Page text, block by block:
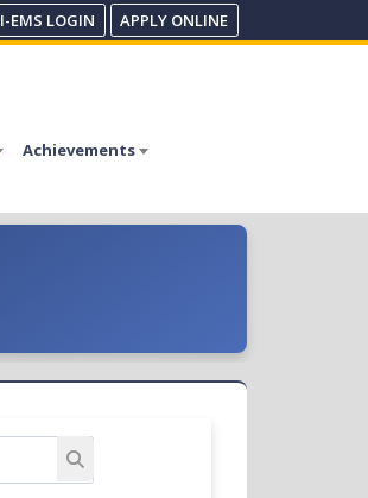
I-EMS LOGIN APPLY ONLINE
Achievements